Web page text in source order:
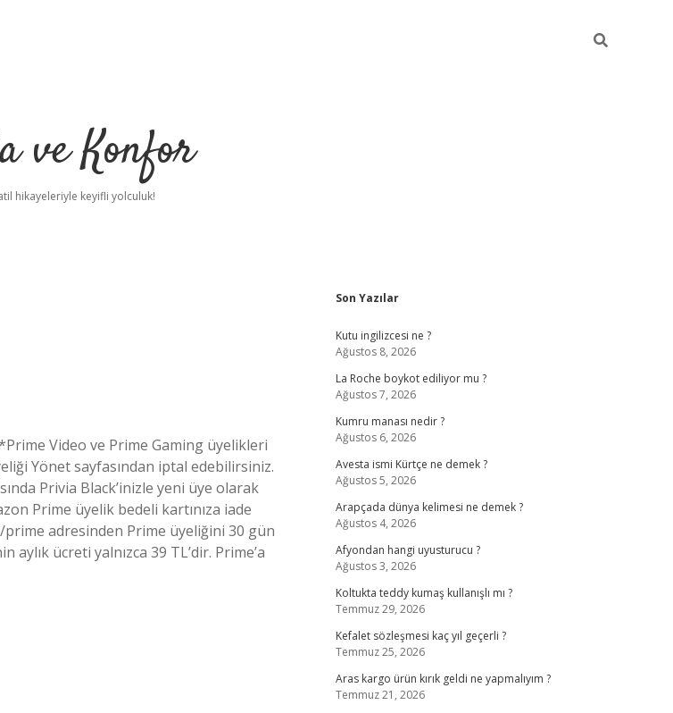
ve Konfor
hikayeleriyle keyifli yolculuk!
Video ve Prime Gaming üyelikleri
Yönet sayfasından iptal edebilirsiniz.
Privia Black’inizle yeni üye olarak
Prime üyelik bedeli kartınıza iade
adresinden Prime üyeliğini 30 gün
ücreti yalnızca 39 TL’dir. Prime’a
Sidebar
Son Yazılar
Kutu ingilizcesi ne ?
Ağustos 8, 2026
La Roche boykot ediliyor mu ?
Ağustos 7, 2026
Kumru manası nedir ?
Ağustos 6, 2026
Avesta ismi Kürtçe ne demek ?
Ağustos 5, 2026
Arapçada dünya kelimesi ne demek ?
Ağustos 4, 2026
Afyondan hangi uyusturucu ?
Ağustos 3, 2026
Koltukta teddy kumaş kullanışlı mı ?
Temmuz 29, 2026
Kefalet sözleşmesi kaç yıl geçerli ?
Temmuz 25, 2026
Aras kargo ürün kırık geldi ne yapmalıyım ?
Temmuz 21, 2026